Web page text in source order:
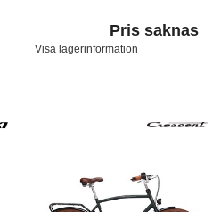
Pris saknas
Visa lagerinformation